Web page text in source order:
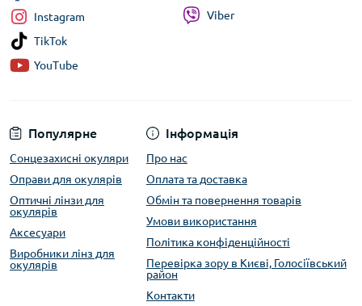
Популярне
Сонцезахисні окуляри
Оправи для окулярів
Оптичні лінзи для
окулярів
Аксесуари
Виробники лінз для
окулярів
Інформація
Про нас
Оплата та доставка
Обмін та повернення товарів
Умови використання
Політика конфіденційності
Перевірка зору в Києві, Голосіївський
район
Контакти
Instagram
TikTok
YouTube
Viber